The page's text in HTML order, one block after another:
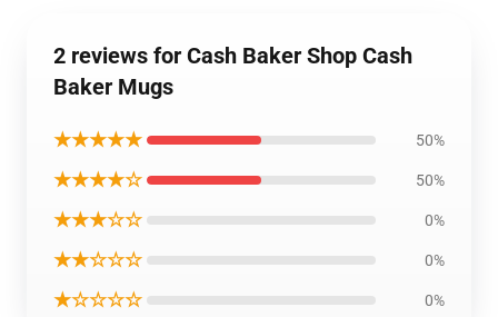
2 reviews for Cash Baker Shop Cash
Baker Mugs
★★★★★ 50%
★★★★☆ 50%
★★★☆☆ 0%
★★☆☆☆ 0%
★☆☆☆☆ 0%